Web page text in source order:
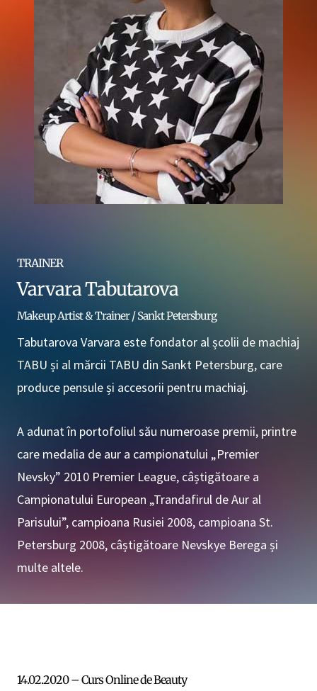
TRAINER
Varvara Tabutarova
Makeup Artist & Trainer / Sankt Petersburg
Tabutarova Varvara este fondator al școlii de machiaj
TABU și al mărcii TABU din Sankt Petersburg, care
produce pensule și accesorii pentru machiaj.
A adunat în portofoliul său numeroase premii, printre
care medalia de aur a campionatului „Premier
Nevsky” 2010 Premier League, câștigătoare a
Campionatului European „Trandafirul de Aur al
Parisului”, campioana Rusiei 2008, campioana St.
Petersburg 2008, câștigătoare Nevskye Berega și
multe altele.
14.02.2020 – Curs Online de Beauty